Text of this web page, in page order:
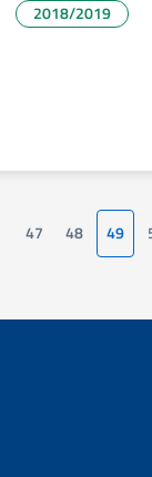
2018/2019
47 48 49